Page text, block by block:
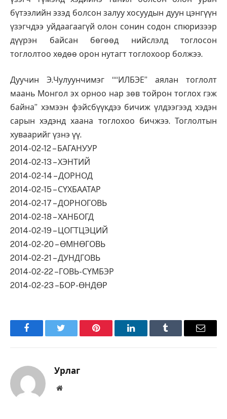
бүтээлийн эзэд болсон залуу хосуудын дуун цэнгүүн
үзэгчдээ уйдаагаагүй олон сонин содон спюризээр
дүүрэн байсан бөгөөд нийслэлд тоглосон
тоглолтоо хөдөө орон нутагт тоглохоор болжээ.
Дуучин Э.Чулуунчимэг ““ИЛБЭЕ” аялан тоглолт
маань Монгол эх орноо нар зөв тойрон тоглох гэж
байна” хэмээн фэйсбүүкдээ бичиж үлдээгээд хэдэн
сарын хэдэнд хаана тоглохоо бичжээ. Тоглолтын
хуваарийг үзнэ үү.
2014-02-12 – БАГАНУУР
2014-02-13 – ХЭНТИЙ
2014-02-14 – ДОРНОД
2014-02-15 – СҮХБААТАР
2014-02-17 – ДОРНОГОВЬ
2014-02-18 – ХАНБОГД
2014-02-19 – ЦОГТЦЭЦИЙ
2014-02-20 – ӨМНӨГОВЬ
2014-02-21 – ДУНДГОВЬ
2014-02-22 –ГОВЬ-СҮМБЭР
2014-02-23 –БОР-ӨНДӨР
FacebookTwitter Pinterest LinkedInTumblr Имэйл
Урлаг
Вэбсайт